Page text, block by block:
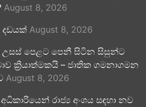
August 8, 2026
දඩයක් August 8, 2026
උසස් පෙළට පෙනී සිටින සිසුන්ට
ක්‍රියාත්මකයි – ජාතික ගමනාගමන
August 8, 2026
රාජ්‍ය අංශය සඳහා නව